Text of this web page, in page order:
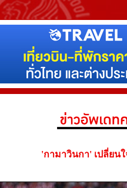
'กามาวินกา' เปลี่ยน